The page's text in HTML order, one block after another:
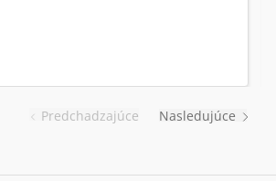
Predchadzajúce Nasledujúce